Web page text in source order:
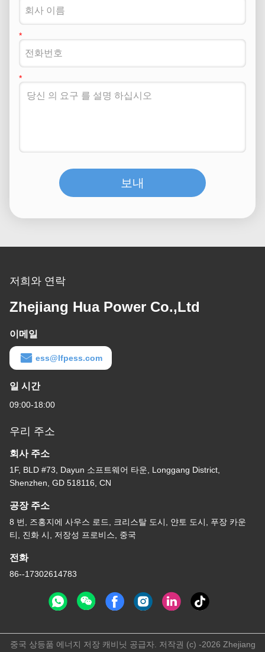
보내
저희와 연락
Zhejiang Hua Power Co.,Ltd
이메일
ess@lfpess.com
일 시간
09:00-18:00
우리 주소
회사 주소
1F, BLD #73, Dayun 소프트웨어 타운, Longgang District,
Shenzhen, GD 518116, CN
공장 주소
8 번, 즈홍지에 사우스 로드, 크리스탈 도시, 얀토 도시, 푸장 카운
티, 진화 시, 저장성 프로비스, 중국
전화
86--17302614783
중국 상등품 에너지 저장 캐비닛 공급자. 저작권 (c) -2026 Zhejiang